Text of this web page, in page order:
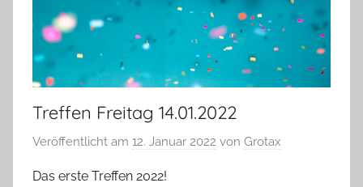
Treffen Freitag 14.01.2022
Veröffentlicht am 12. Januar 2022 von Grotax
Das erste Treffen 2022!